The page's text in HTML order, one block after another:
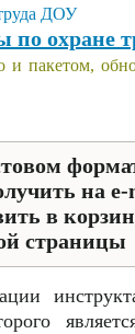
по охране
и пакетом,
на
в
страницы